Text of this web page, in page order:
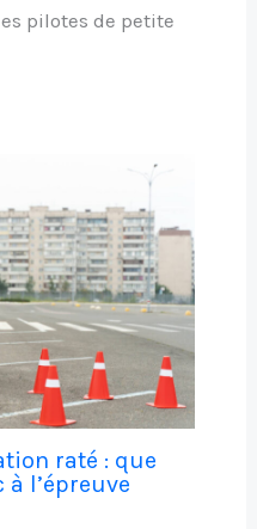
pilotes de petite
raté : que
l’épreuve